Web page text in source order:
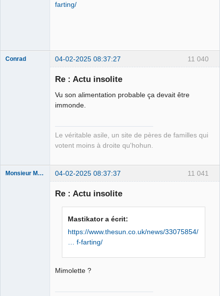
farting/
11 040
Conrad 04-02-2025 08:37:27
Re : Actu insolite
Vu son alimentation probable ça devait être
immonde.
Le véritable asile, un site de pères de familles qui
votent moins à droite qu'hohun.
11 041
Monsieur Maurice 04-02-2025 08:37:37
Re : Actu insolite
Mastikator a écrit:
https://www.thesun.co.uk/news/33075854/
… f-farting/
Mimolette ?